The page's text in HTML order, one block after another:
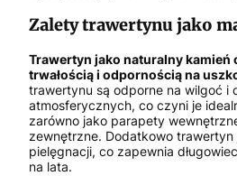
Zalety trawertynu jako
Trawertyn jako naturalny kamień
trwałością i odpornością na
trawertynu są odporne na wilgoć i
atmosferycznych, co czyni je
zarówno jako parapety
zewnętrzne. Dodatkowo trawertyn
pielęgnacji, co zapewnia
na lata.